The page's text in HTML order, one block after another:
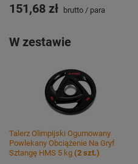
W zestawie
Talerz Olimpijski Ogumowany
Powlekany Obciążenie Na Gryf
Sztangę HMS 5 kg (2 szt.)
151,68 zł brutto / para